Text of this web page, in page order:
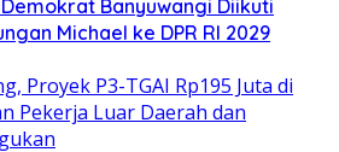
Banyuwangi Diikuti
Michael ke DPR RI 2029